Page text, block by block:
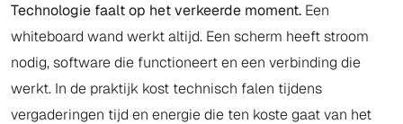
Technologie faalt op het verkeerde moment. Een
whiteboard wand werkt altijd. Een scherm heeft stroom
nodig, software die functioneert en een verbinding die
werkt. In de praktijk kost technisch falen tijdens
vergaderingen tijd en energie die ten koste gaat van het